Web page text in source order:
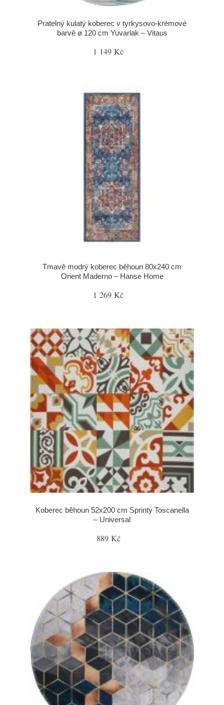
Pratelný kulatý koberec v tyrkysovo-krémové
barvě ø 120 cm Yuvarlak – Vitaus
1 149 Kč
Tmavě modrý koberec běhoun 80x240 cm
Orient Maderno – Hanse Home
1 269 Kč
Koberec běhoun 52x200 cm Sprinty Toscanella
– Universal
889 Kč